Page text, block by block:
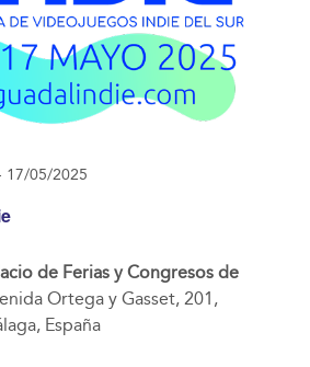
17/05/2025
de Ferias y Congresos de
Ortega y Gasset, 201,
España